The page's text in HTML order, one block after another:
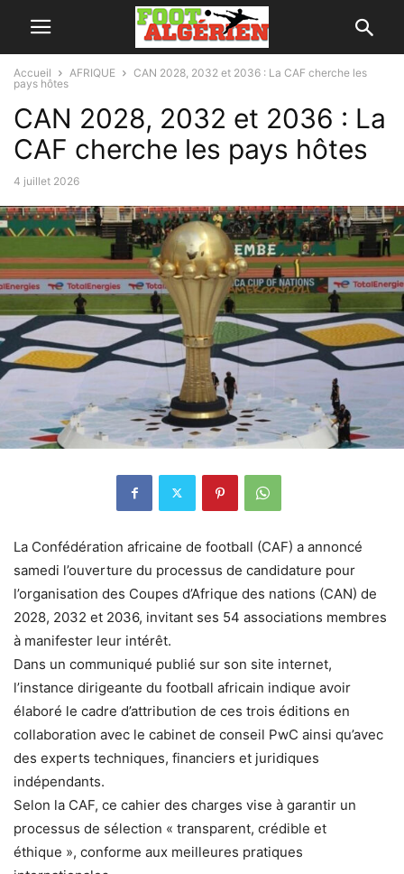
Accueil AFRIQUE
CAN 2028, 2032 et 2036 : La CAF cherche les
pays hôtes
CAN 2028, 2032 et 2036 : La
CAF cherche les pays hôtes
4 juillet 2026
La Confédération africaine de football (CAF) a annoncé
samedi l’ouverture du processus de candidature pour
l’organisation des Coupes d’Afrique des nations (CAN) de
2028, 2032 et 2036, invitant ses 54 associations membres
à manifester leur intérêt.
Dans un communiqué publié sur son site internet,
l’instance dirigeante du football africain indique avoir
élaboré le cadre d’attribution de ces trois éditions en
collaboration avec le cabinet de conseil PwC ainsi qu’avec
des experts techniques, financiers et juridiques
indépendants.
Selon la CAF, ce cahier des charges vise à garantir un
processus de sélection « transparent, crédible et
éthique », conforme aux meilleures pratiques